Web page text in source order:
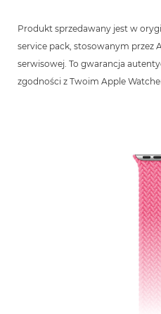
Produkt sprzedawany jest w
service pack, stosowanym przez
serwisowej. To gwarancja
zgodności z Twoim Apple